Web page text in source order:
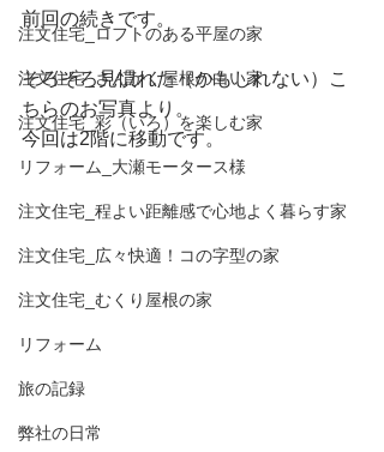
注文住宅_ロフトのある平屋の家
注文住宅_さんかく屋根の白い家
注文住宅_彩（いろ）を楽しむ家
リフォーム_大瀬モータース様
注文住宅_程よい距離感で心地よく暮らす家
注文住宅_広々快適！コの字型の家
注文住宅_むくり屋根の家
リフォーム
旅の記録
弊社の日常
前回の続きです。
そろそろ見慣れた（かもしれない）こ
ちらのお写真より。
今回は2階に移動です。